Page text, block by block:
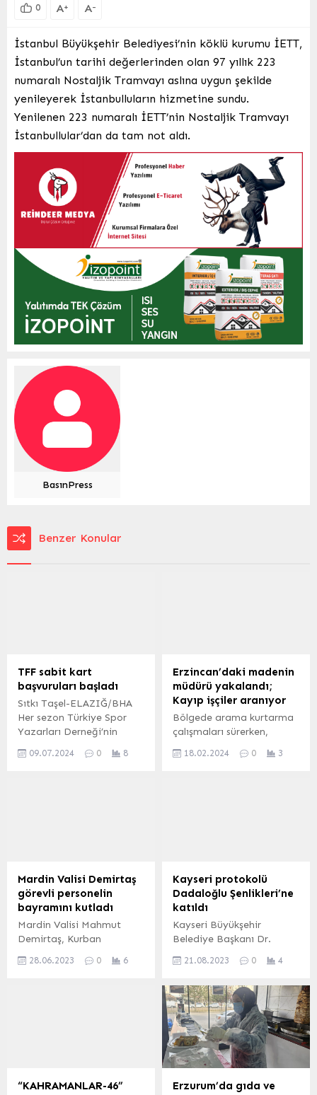
0 A+ A-
İstanbul Büyükşehir Belediyesi’nin köklü kurumu İETT,
İstanbul’un tarihi değerlerinden olan 97 yıllık 223
numaralı Nostaljik Tramvayı aslına uygun şekilde
yenileyerek İstanbulluların hizmetine sundu.
Yenilenen 223 numaralı İETT’nin Nostaljik Tramvayı
İstanbullular’dan da tam not aldı.
BasınPress
Benzer Konular
TFF sabit kart
başvuruları başladı
Sıtkı Taşel-ELAZIĞ/BHA
Her sezon Türkiye Spor
Yazarları Derneği’nin
sezonluk sabit Kart
verilen sezonluk sabit kart
başvuruları başladı.
Türkiye spor yazarları
derneği Elazığ temsilcisi
Coşkun Kamaç, 2024-2025
sezonu için başvuruların
alınmaya başlandığını...
09.07.2024 0 8
Erzincan’daki madenin
müdürü yakalandı;
Kayıp işçiler aranıyor
Bölgede arama kurtarma
çalışmaları sürerken,
Yerlikaya ve Enerji ve
Rize, Malatya, Giresin,
Diyarbakır, Tokat ve
Tunceli’nden gelen AFAD
arıyor. Maden müdürü
gözaltında Erzincan’da
Anagold Madencilik...
18.02.2024 0 3
Mardin Valisi Demirtaş
görevli personelin
bayramını kutladı
Mardin Valisi Mahmut
Demirtaş, Kurban
genelinde görev yapan
Gara Şehidi Polis Memuru
28.06.2023 0 6
Kayseri protokolü
Dadaloğlu Şenlikleri’ne
katıldı
Kayseri Büyükşehir
Belediye Başkanı Dr.
Kayseri Valisi Gökmen
Ulusal, 19’uncu Uluslararası
Tomarza Dadaloğlu
Geleneksel Kültür ve Sanat
Şenlikleri’ne katıldı.
Mehmet UZEL (KAYSERİ
İGFA) Kayseri Büyükşehir
Belediyesi ve Tomarza
21.08.2023 0 4
“KAHRAMANLAR-46”
Erzurum’da gıda ve